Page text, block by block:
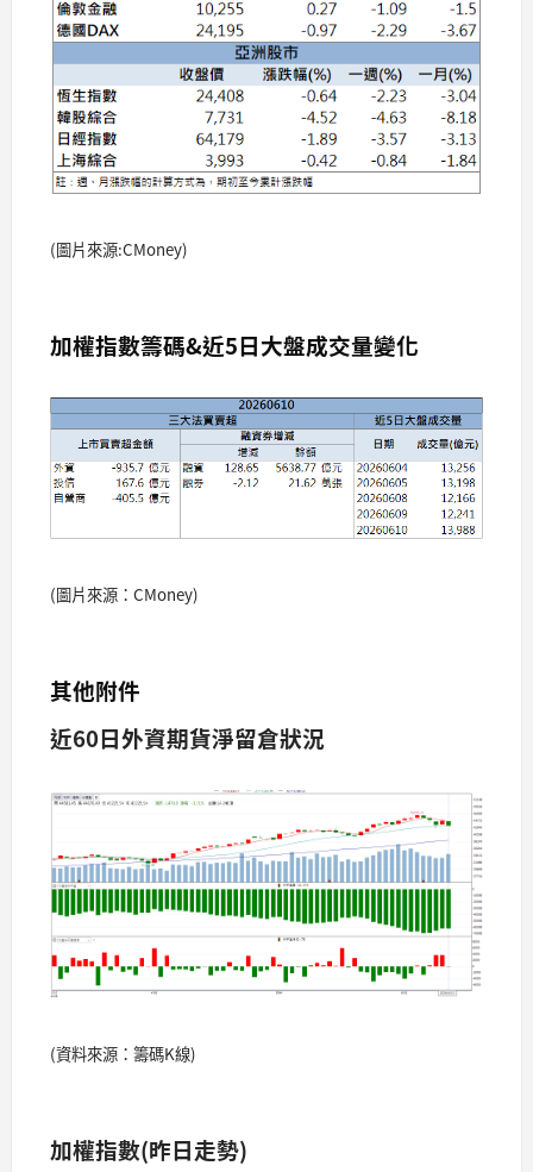
(圖片來源:CMoney)
加權指數籌碼&近5日大盤成交量變化
(圖片來源：CMoney)
其他附件
近60日外資期貨淨留倉狀況
(資料來源：籌碼K線)
加權指數(昨日走勢)